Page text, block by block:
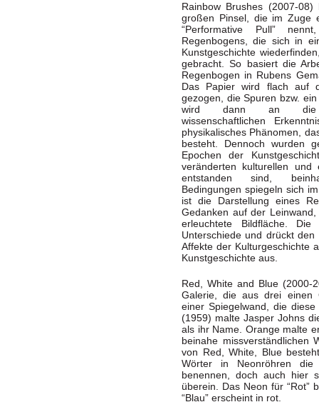
Rainbow Brushes (2007-
großen Pinsel, die im Zuge
“Performative Pull”
Regenbogens, die sich in
Kunstgeschichte
gebracht. So basiert die
Regenbogen in Rubens
Das Papier wird flach auf
gezogen, die Spuren bzw.
wird dann an die
wissenschaftlichen
physikalisches Phänomen,
besteht. Dennoch wurden
Epochen der
veränderten kulturellen und
entstanden sind,
Bedingungen spiegeln sich
ist die Darstellung eines
Gedanken auf der
erleuchtete Bildfläche.
Unterschiede und drückt
Affekte der Kulturgeschichte
Kunstgeschichte aus.
Red, White and Blue (2000-
Galerie, die aus drei einen
einer Spiegelwand, die
(1959) malte Jasper Johns
als ihr Name. Orange malte
beinahe missverständlichen
von Red, White, Blue
Wörter in Neonröhren die
benennen, doch auch hier
überein. Das Neon für “Rot”
“Blau” erscheint in rot.